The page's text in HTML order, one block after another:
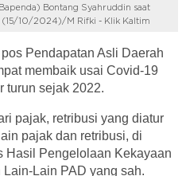
Bontang Syahruddin saat
(15/10/2024)/M Rifki - Klik Kaltim
Pendapatan Asli Daerah
membaik usai Covid-19
turun sejak 2022.
pajak, retribusi yang diatur
pajak dan retribusi, di
Hasil Pengelolaan Kekayaan
Lain PAD yang sah.